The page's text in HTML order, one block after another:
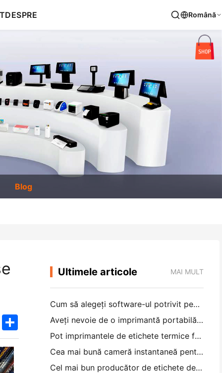
DESPRE Română
Blog
TwitterShare
Ultimele articole MAI MULT
Cum să alegeți software-ul potrivit pentru restaurantul dvs. mic sau mediu
Aveți nevoie de o imprimantă portabilă A4 pentru facturile de depozit? Ce funcționează de fapt
Pot imprimantele de etichete termice face etichete impermeabile pentru produsele de afaceri mici?
Cea mai bună cameră instantaneă pentru începătorii care nu vor să irosească hârtia
Cel mai bun producător de etichete de culoare pentru jurnal și scrapbooking: adăugați mai multe culori la fiecare pagină